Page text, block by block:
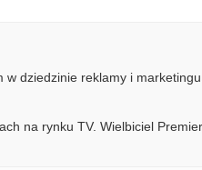
dziedzinie reklamy i
na rynku TV. Wielbiciel